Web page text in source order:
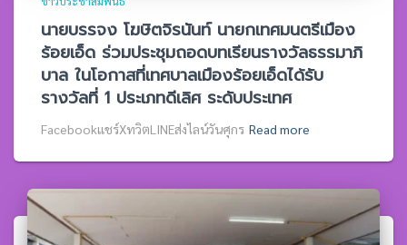
นายบรรจง โฆษิตจิรนันท์ นายกเทศมนตรีเมือง
ร้อยเอ็ด ร่วมประชุมถอดบทเรียนรางวัลธรรมาภิ
บาล ในโอกาสที่เทศบาลเมืองร้อยเอ็ดได้รับ
รางวัลที่ 1 ประเภทดีเลิศ ระดับประเทศ
Facebookแชร์XทวิตLINEส่งไลน์วันศุกร Read more